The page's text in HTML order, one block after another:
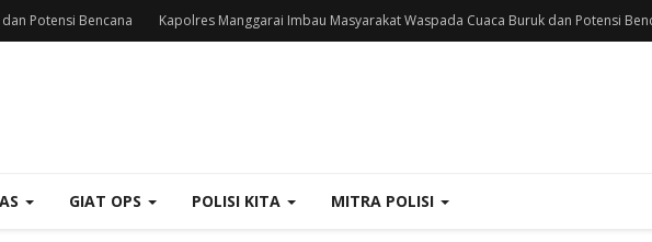
Potensi Bencana Kapolres Manggarai Imbau Masyarakat Waspada Cuaca Buruk dan Potensi
GIAT OPS POLISI KITA MITRA POLISI